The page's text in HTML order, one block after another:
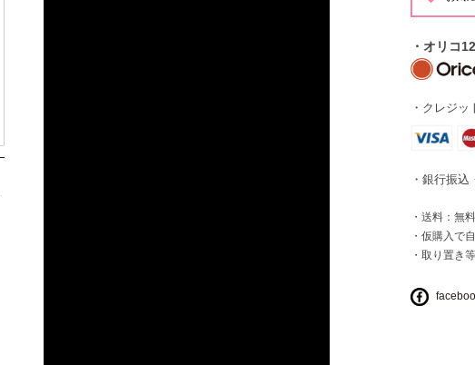
・オリコ
・クレジ
・銀行振込
・送料：無
・仮購入で
・取り置き